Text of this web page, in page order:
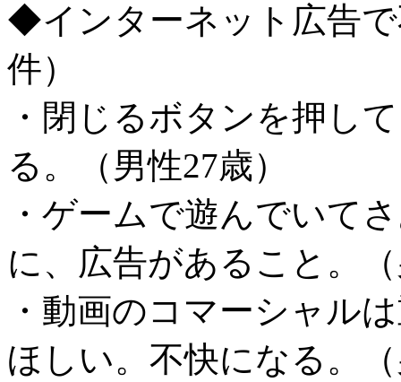
◆インターネット広告で
件）
・閉じるボタンを押し
る。（男性27歳）
・ゲームで遊んでいて
に、広告があること。
・動画のコマーシャル
ほしい。不快になる。